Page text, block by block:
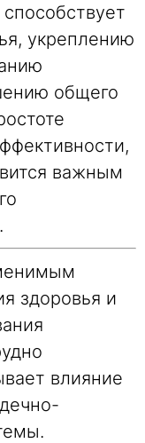
укреплению
общего
важным
здоровья и
влияние